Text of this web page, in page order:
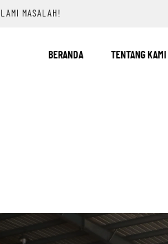
MASALAH!
BERANDA TENTANG KAMI